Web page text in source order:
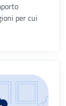
per cui